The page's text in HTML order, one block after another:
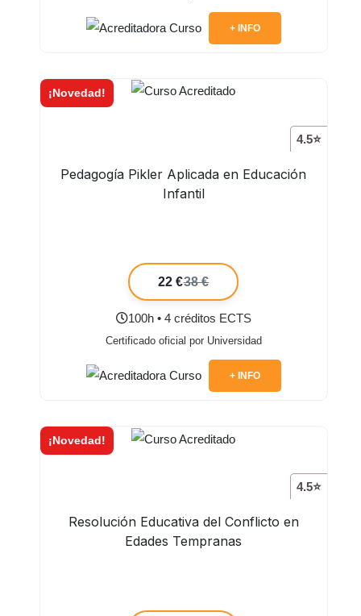
+ INFO
¡Novedad!
4.5⭐
Pedagogía Pikler Aplicada en Educación
Infantil
22 €38 €
100h • 4 créditos ECTS
Certificado oficial por Universidad
+ INFO
¡Novedad!
4.5⭐
Resolución Educativa del Conflicto en
Edades Tempranas